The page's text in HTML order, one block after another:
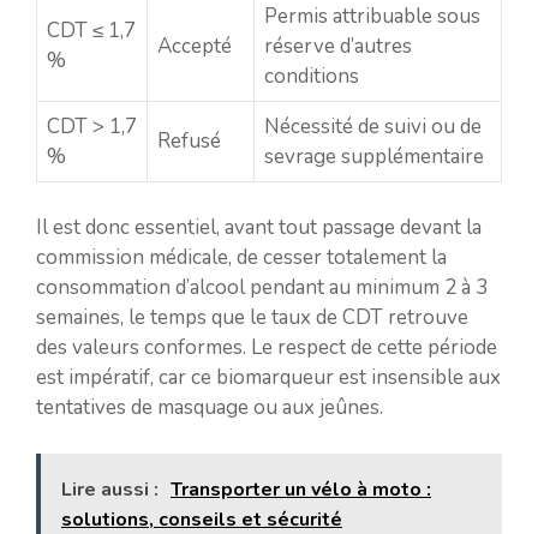
CDT ≤ 1,7
%
Accepté
Permis attribuable sous
réserve d’autres
conditions
CDT > 1,7
%
Refusé
Nécessité de suivi ou de
sevrage supplémentaire
Il est donc essentiel, avant tout passage devant la
commission médicale, de cesser totalement la
consommation d’alcool pendant au minimum 2 à 3
semaines, le temps que le taux de CDT retrouve
des valeurs conformes. Le respect de cette période
est impératif, car ce biomarqueur est insensible aux
tentatives de masquage ou aux jeûnes.
Lire aussi : Transporter un vélo à moto :
solutions, conseils et sécurité